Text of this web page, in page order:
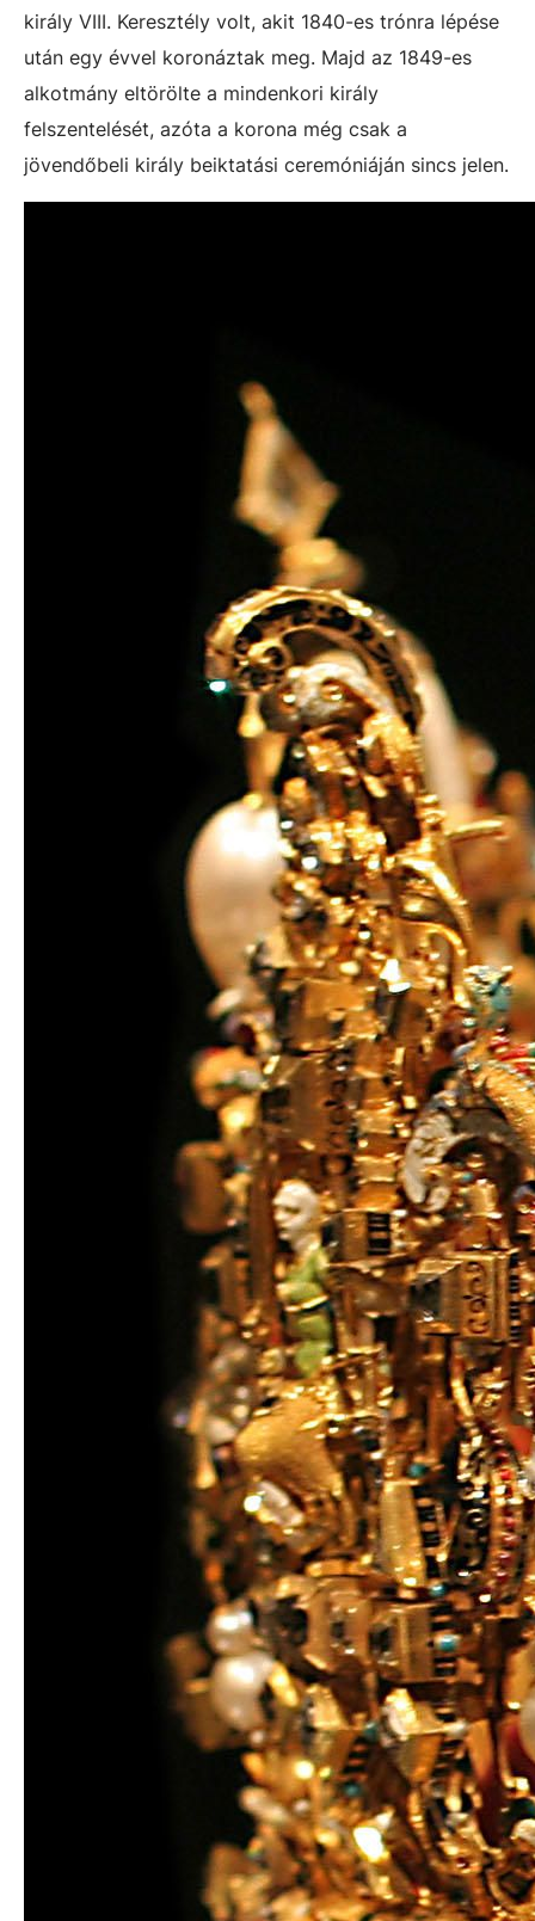
király VIII. Keresztély volt, akit 1840-es trónra lépése
után egy évvel koronáztak meg. Majd az 1849-es
alkotmány eltörölte a mindenkori király
felszentelését, azóta a korona még csak a
jövendőbeli király beiktatási ceremóniáján sincs jelen.